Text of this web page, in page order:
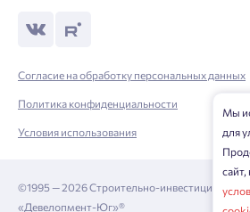
Согласие на обработку персональных данных
Политика конфиденциальности
Условия использования
©1995 — 2026 Строительно-инвестиционная
«Девелопмент-Юг»®
Мы
для
сайт,